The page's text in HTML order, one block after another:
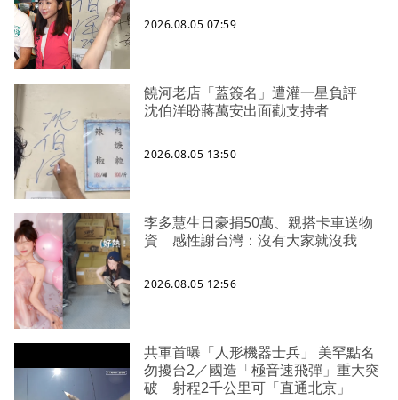
2026.08.05 07:59
饒河老店「蓋簽名」遭灌一星負評
沈伯洋盼蔣萬安出面勸支持者
2026.08.05 13:50
李多慧生日豪捐50萬、親搭卡車送物
資 感性謝台灣：沒有大家就沒我
2026.08.05 12:56
共軍首曝「人形機器士兵」 美罕點名
勿擾台2／國造「極音速飛彈」重大突
破 射程2千公里可「直通北京」